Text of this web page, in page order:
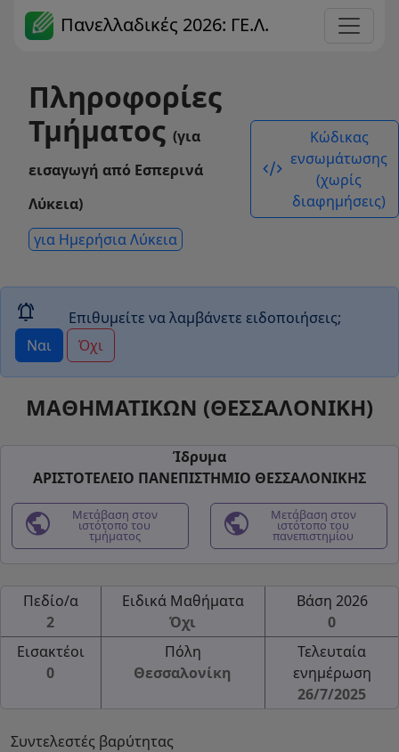
Πανελλαδικές 2026: ΓΕ.Λ.
Πληροφορίες
Τμήματος (για
εισαγωγή από Εσπερινά
Λύκεια)
για Ημερήσια Λύκεια
code_xml
Κώδικας
ενσωμάτωσης
(χωρίς
διαφημήσεις)
notifications_active
Επιθυμείτε να λαμβάνετε ειδοποιήσεις;
Ναι
Όχι
ΜΑΘΗΜΑΤΙΚΩΝ (ΘΕΣΣΑΛΟΝΙΚΗ)
Ίδρυμα
ΑΡΙΣΤΟΤΕΛΕΙΟ ΠΑΝΕΠΙΣΤΗΜΙΟ ΘΕΣΣΑΛΟΝΙΚΗΣ
public Μετάβαση στον
ιστότοπο του
τμήματος public Μετάβαση στον
ιστότοπο του
πανεπιστημίου
Πεδίο/α
2
Ειδικά Μαθήματα
Όχι
Βάση 2026
0
Εισακτέοι
0
Πόλη
Θεσσαλονίκη
Τελευταία
ενημέρωση
26/7/2025
Συντελεστές βαρύτητας